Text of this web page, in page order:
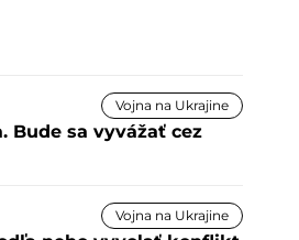
Vojna na Ukrajine
Bude sa vyvážať cez
Vojna na Ukrajine